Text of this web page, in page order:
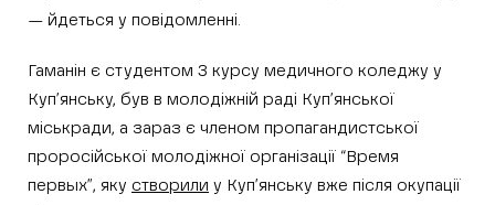
— йдеться у повідомленні.
Гаманін є студентом 3 курсу медичного коледжу у
Куп’янську, був в молодіжній раді Куп’янської
міськради, а зараз є членом пропагандистської
проросійської молодіжної організації “Время
первых”, яку створили у Куп’янську вже після окупації